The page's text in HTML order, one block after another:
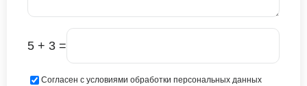
5 + 3 =
Согласен с условиями обработки персональных данных